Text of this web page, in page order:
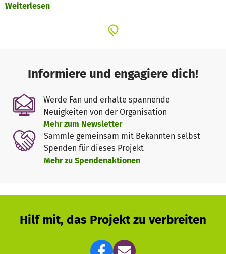
Unser diesjähriges Vorhaben ist der Bau eines humanoiden
in Hösbach. Wir greifen dabei auf ein Open-Source-Projekt
Bayern - Schritt für Schritt und als Team - an diese
Herausforderung. Um unser Ziel erreichen zu können,
benötigen wir die finanzielle Unterstützung von
engagierten Sponsoren, die an uns und unsere Idee glauben.
Die Sponsoren unterstützen dadurch ein Projekt, das vor
allem zur Bildung beiträgt und die teilnehmenden
Schüler*innen auf ihren folgenden beruflichen Weg ein
Stück weit vorbereitet.
Ihr Team von SANTO am HSG
Weiterlesen
Informiere und engagiere dich!
Werde Fan und erhalte spannende
Neuigkeiten von der Organisation
Mehr zum Newsletter
Sammle gemeinsam mit Bekannten selbst
Spenden für dieses Projekt
Mehr zu Spendenaktionen
Hilf mit, das Projekt zu verbreiten